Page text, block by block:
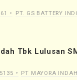
PT. GS BATTERY
Tbk Lulusan
PT MAYORA